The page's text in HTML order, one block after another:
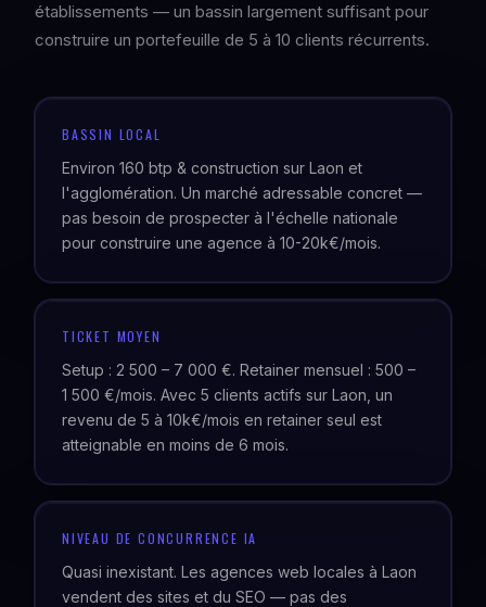
établissements — un bassin largement suffisant pour
construire un portefeuille de 5 à 10 clients récurrents.
BASSIN LOCAL
Environ 160 btp & construction sur Laon et
l'agglomération. Un marché adressable concret —
pas besoin de prospecter à l'échelle nationale
pour construire une agence à 10-20k€/mois.
TICKET MOYEN
Setup : 2 500 – 7 000 €. Retainer mensuel : 500 –
1 500 €/mois. Avec 5 clients actifs sur Laon, un
revenu de 5 à 10k€/mois en retainer seul est
atteignable en moins de 6 mois.
NIVEAU DE CONCURRENCE IA
Quasi inexistant. Les agences web locales à Laon
vendent des sites et du SEO — pas des